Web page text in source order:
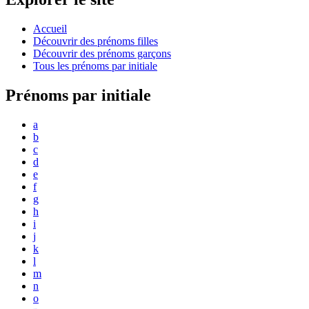
Accueil
Découvrir des prénoms filles
Découvrir des prénoms garçons
Tous les prénoms par initiale
Prénoms par initiale
a
b
c
d
e
f
g
h
i
j
k
l
m
n
o